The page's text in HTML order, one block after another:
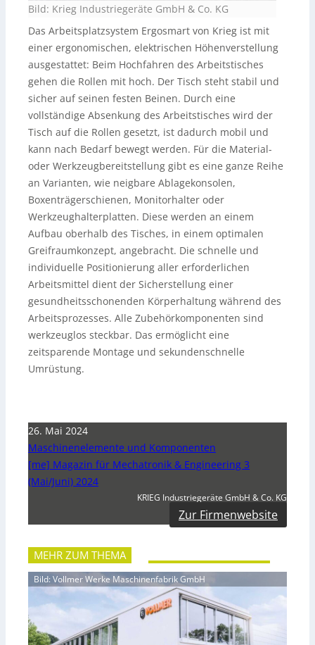
Bild: Krieg Industriegeräte GmbH & Co. KG
Das Arbeitsplatzsystem Ergosmart von Krieg ist mit
einer ergonomischen, elektrischen Höhenverstellung
ausgestattet: Beim Hochfahren des Arbeitstisches
gehen die Rollen mit hoch. Der Tisch steht stabil und
sicher auf seinen festen Beinen. Durch eine
vollständige Absenkung des Arbeitstisches wird der
Tisch auf die Rollen gesetzt, ist dadurch mobil und
kann nach Bedarf bewegt werden. Für die Material-
oder Werkzeugbereitstellung gibt es eine ganze Reihe
an Varianten, wie neigbare Ablagekonsolen,
Boxenträgerschienen, Monitorhalter oder
Werkzeughalterplatten. Diese werden an einem
Aufbau oberhalb des Tisches, in einem optimalen
Greifraumkonzept, angebracht. Die schnelle und
individuelle Positionierung aller erforderlichen
Arbeitsmittel dient der Sicherstellung einer
gesundheitsschonenden Körperhaltung während des
Arbeitsprozesses. Alle Zubehörkomponenten sind
werkzeuglos steckbar. Das ermöglicht eine
zeitsparende Montage und sekundenschnelle
Umrüstung.
26. Mai 2024
Maschinenelemente und Komponenten
[me] Magazin für Mechatronik & Engineering 3
(Mai/Juni) 2024
KRIEG Industriegeräte GmbH & Co. KG
Zur Firmenwebsite
MEHR ZUM THEMA
Bild: Vollmer Werke Maschinenfabrik GmbH